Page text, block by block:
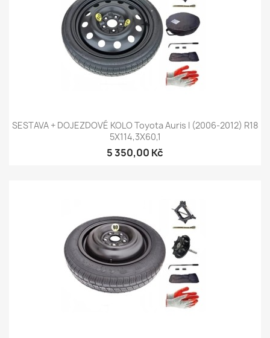
SESTAVA + DOJEZDOVÉ KOLO Toyota Auris I (2006-2012) R18
5X114,3X60,1
5 350,00 Kč